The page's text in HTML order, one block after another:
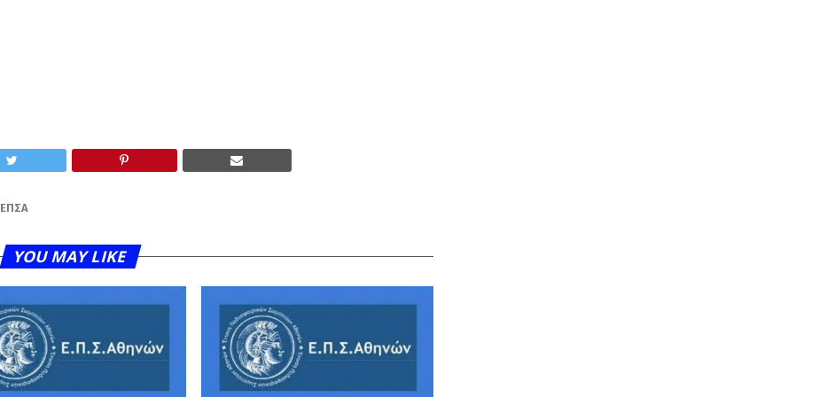
ΕΠΣΑ
YOU MAY LIKE